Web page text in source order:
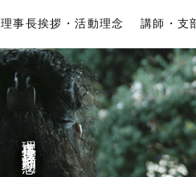
理事長挨拶・活動理念 講師・支
理事長挨拶・活動理念